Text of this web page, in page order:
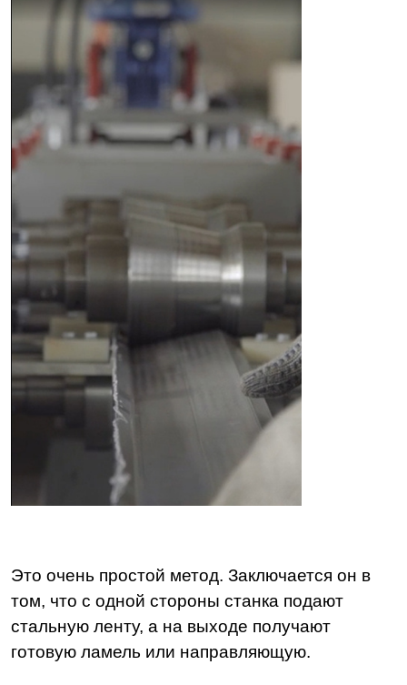
Это очень простой метод. Заключается он в
том, что с одной стороны станка подают
стальную ленту, а на выходе получают
готовую ламель или направляющую.